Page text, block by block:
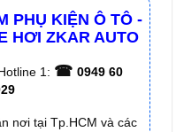
PHỤ KIỆN Ô TÔ -
HƠI ZKAR AUTO
1: ☎ 0949 60
nơi tại Tp.HCM và các